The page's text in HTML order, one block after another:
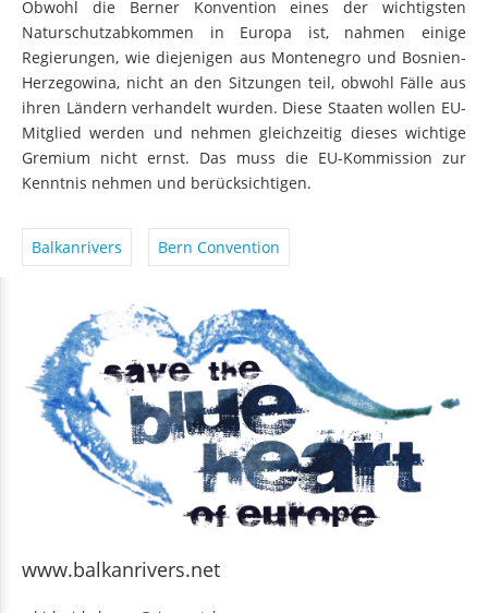
Obwohl die Berner Konvention eines der wichtigsten
Naturschutzabkommen in Europa ist, nahmen einige
Regierungen, wie diejenigen aus Montenegro und Bosnien-
Herzegowina, nicht an den Sitzungen teil, obwohl Fälle aus
ihren Ländern verhandelt wurden. Diese Staaten wollen EU-
Mitglied werden und nehmen gleichzeitig dieses wichtige
Gremium nicht ernst. Das muss die EU-Kommission zur
Kenntnis nehmen und berücksichtigen.
Balkanrivers Bern Convention
www.balkanrivers.net